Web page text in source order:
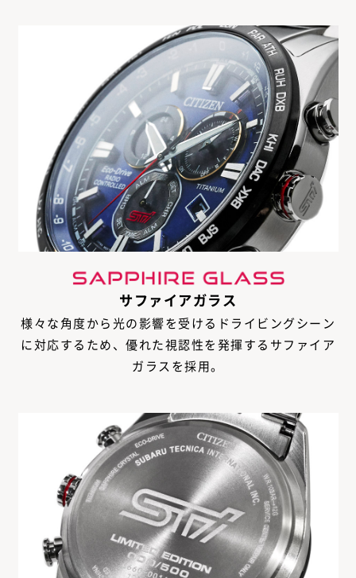
サファイアガラス
様々な角度から光の影響を受けるドライビングシーン
に対応するため、優れた視認性を発揮するサファイア
ガラスを採用。